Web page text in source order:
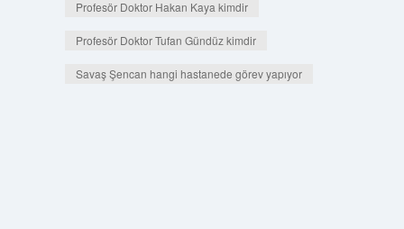
Profesör Doktor Hakan Kaya kimdir
Profesör Doktor Tufan Gündüz kimdir
Savaş Şencan hangi hastanede görev yapıyor